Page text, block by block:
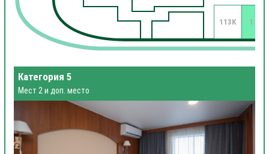
111
113К
Категория 5
Мест 2 и доп. место